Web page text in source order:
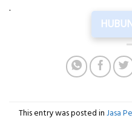
.
This entry was posted in Jasa